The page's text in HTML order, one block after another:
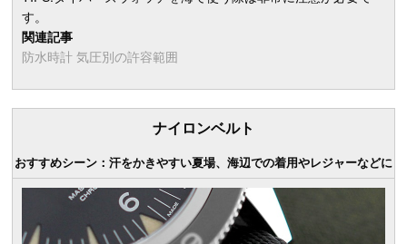
す。
関連記事
防水時計 気圧別の許容範囲
ナイロンベルト
おすすめシーン：汗をかきやすい夏場、海辺での着用やレジャーなどに